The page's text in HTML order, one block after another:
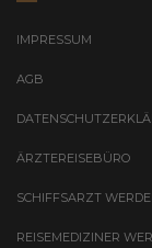
IMPRESSUM
AGB
ÄRZTEREISEBÜRO
SCHIFFSARZT
REISEMEDIZINER